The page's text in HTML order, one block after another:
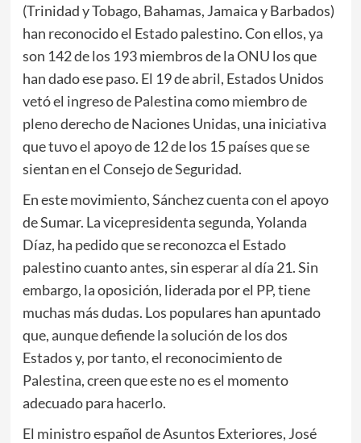
(Trinidad y Tobago, Bahamas, Jamaica y Barbados)
han reconocido el Estado palestino. Con ellos, ya
son 142 de los 193 miembros de la ONU los que
han dado ese paso. El 19 de abril, Estados Unidos
vetó el ingreso de Palestina como miembro de
pleno derecho de Naciones Unidas, una iniciativa
que tuvo el apoyo de 12 de los 15 países que se
sientan en el Consejo de Seguridad.
En este movimiento, Sánchez cuenta con el apoyo
de Sumar. La vicepresidenta segunda, Yolanda
Díaz, ha pedido que se reconozca el Estado
palestino cuanto antes, sin esperar al día 21. Sin
embargo, la oposición, liderada por el PP, tiene
muchas más dudas. Los populares han apuntado
que, aunque defiende la solución de los dos
Estados y, por tanto, el reconocimiento de
Palestina, creen que este no es el momento
adecuado para hacerlo.
El ministro español de Asuntos Exteriores, José